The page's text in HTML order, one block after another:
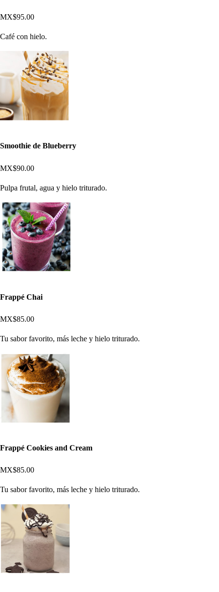
MX$95.00
Café con hielo.
Smoothie de Blueberry
MX$90.00
Pulpa frutal, agua y hielo triturado.
Frappé Chai
MX$85.00
Tu sabor favorito, más leche y hielo triturado.
Frappé Cookies and Cream
MX$85.00
Tu sabor favorito, más leche y hielo triturado.